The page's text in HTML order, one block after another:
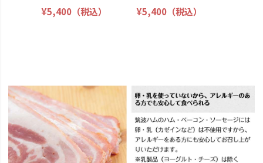
¥5,400 （税込） ¥5,400 （税込）